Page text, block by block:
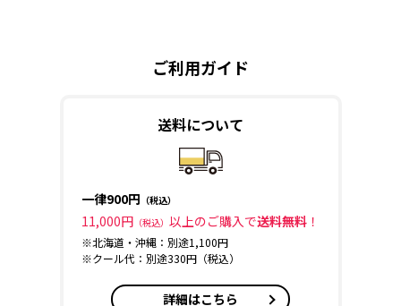
ご利用ガイド
送料について
一律900円 （税込）
11,000円 （税込） 以上のご購入で送料無料！
※北海道・沖縄：別途1,100円
※クール代：別途330円（税込）
詳細はこちら